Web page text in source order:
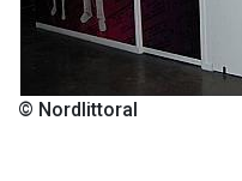
© Nordlittoral